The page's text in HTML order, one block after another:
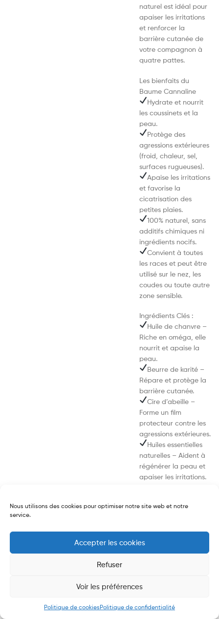
Nous utilisons des cookies pour optimiser notre site web et notre
service.
Accepter les cookies
Refuser
Voir les préférences
Politique de cookiesPolitique de confidentialité
naturel est idéal pour
apaiser les irritations
et renforcer la
barrière cutanée de
votre compagnon à
quatre pattes.
Les bienfaits du
Baume Cannaline
Hydrate et nourrit
les coussinets et la
peau.
Protège des
agressions extérieures
(froid, chaleur, sel,
surfaces rugueuses).
Apaise les irritations
et favorise la
cicatrisation des
petites plaies.
100% naturel, sans
additifs chimiques ni
ingrédients nocifs.
Convient à toutes
les races et peut être
utilisé sur le nez, les
coudes ou toute autre
zone sensible.
Ingrédients Clés :
Huile de chanvre –
Riche en oméga, elle
nourrit et apaise la
peau.
Beurre de karité –
Répare et protège la
barrière cutanée.
Cire d’abeille –
Forme un film
protecteur contre les
agressions extérieures.
Huiles essentielles
naturelles – Aident à
régénérer la peau et
apaiser les irritations.
1. Prenez une petite
doigts.
3. Massez doucement
My Account Search